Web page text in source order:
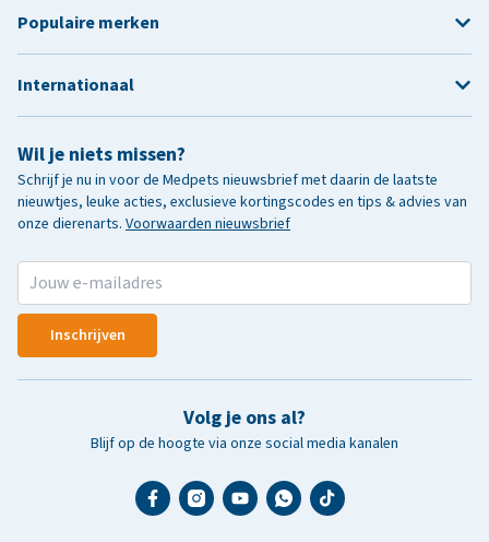
Wil je niets missen?
Schrijf je nu in voor de Medpets nieuwsbrief met daarin de laatste
nieuwtjes, leuke acties, exclusieve kortingscodes en tips & advies van
onze dierenarts. Voorwaarden nieuwsbrief
Inschrijven
Volg je ons al?
Blijf op de hoogte via onze social media kanalen
Populaire merken
Internationaal